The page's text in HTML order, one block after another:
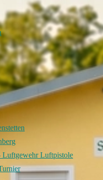
Luftgewehr Luftpistole